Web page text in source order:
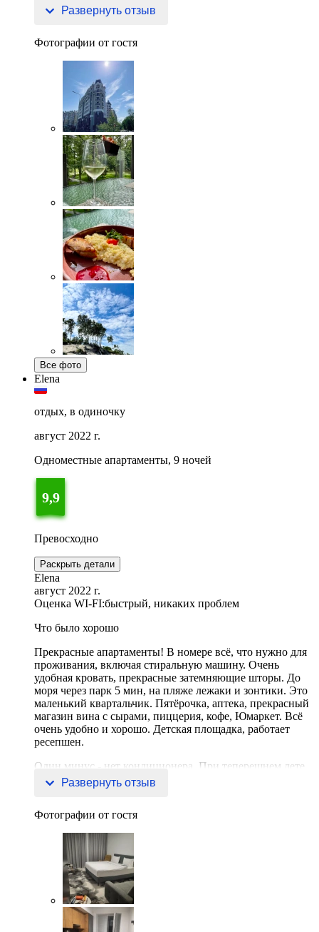
До промРазвернуть отзыв
Фотографии от гостя
Все фото
Elena
отдых, в одиночку
август 2022 г.
Одноместные апартаменты, 9 ночей
9,9
Превосходно
Раскрыть детали
Elena
август 2022 г.
Оценка WI-FI:быстрый, никаких проблем
Что было хорошо
Прекрасные апартаменты! В номере всё, что нужно для
проживания, включая стиральную машину. Очень
удобная кровать, прекрасные затемняющие шторы. До
моря через парк 5 мин, на пляже лежаки и зонтики. Это
маленький квартальчик. Пятёрочка, аптека, прекрасный
магазин вина с сырами, пиццерия, кофе, Юмаркет. Всё
очень удобно и хорошо. Детская площадка, работает
ресепшен.
Один минус - нет кондиционера. При теперешнем лете
это не удобно. Но дают вентилят
Развернуть отзыв
Фотографии от гостя